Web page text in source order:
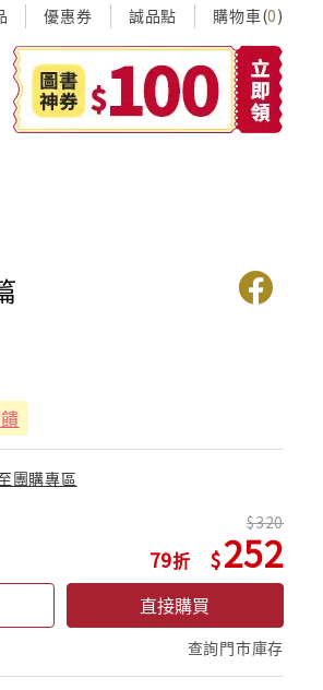
優惠券 誠品點 購物車(0)
團購專區
79
320
252
直接購買
查詢門市庫存